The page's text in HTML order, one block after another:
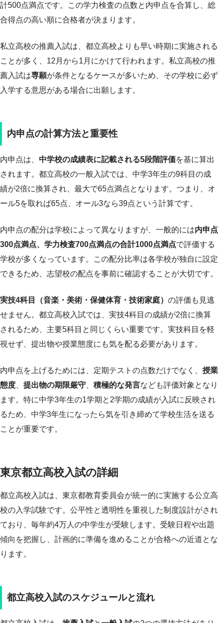
計500点満点です。この学力検査の点数と内申点を合算し、総
合得点の高い順に合格者が決まります。
私立高校の推薦入試は、都立高校よりも早い時期に実施される
ことが多く、12月から1月にかけて行われます。私立高校の推
薦入試は専願が条件となるケースが多いため、その学校に必ず
入学する意思がある場合に出願します。
内申点の計算方法と重要性
内申点は、 中学校の成績表に記載される5段階評価を基に算出
されます。都立高校の一般入試では、中学3年生の9科目の成
績が2倍に換算され、最大で65点満点となります。つまり、オ
ール5を取れば65点、オール3なら39点という計算です。
内申点の配分は学校によって異なりますが、一般的には内申点
300点満点、学力検査700点満点の合計1000点満点で評価する
学校が多くなっています。この配分比率は各学校が独自に設定
できるため、志望校の配点を事前に確認することが大切です。
実技4科目（音楽・美術・保健体育・技術家庭） の評価も見逃
せません。都立高校入試では、実技4科目の成績が2倍に換算
されるため、主要5科目と同じくらい重要です。実技科目を軽
視せず、提出物や授業態度にも気を配る必要があります。
内申点を上げるためには、定期テストの点数だけでなく、 授業
態度
提出物の期限厳守 積極的な発言なども評価対象となり
ます。特に中学3年生の1学期と2学期の成績が入試に反映され
るため、中学3年生になったら気を引き締めて学校生活を送る
ことが重要です。
東京都立高校入試の詳細
都立高校入試は、東京都教育委員会が統一的に実施する公立高
校の入学試験です。公平性と透明性を重視した制度設計がされ
ており、毎年約4万人の中学生が受験します。受験日程や出題
傾向を把握し、計画的に準備を進めることが合格への近道とな
ります。
都立高校入試のスケジュールと流れ